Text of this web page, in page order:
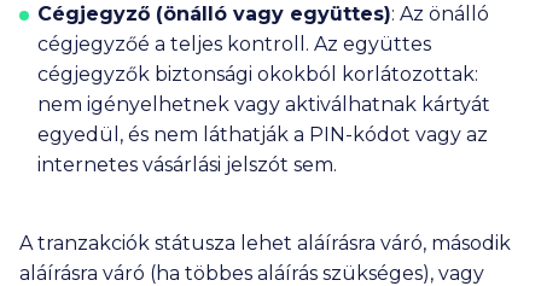
Cégjegyző (önálló vagy együttes): Az önálló
cégjegyzőé a teljes kontroll. Az együttes
cégjegyzők biztonsági okokból korlátozottak:
nem igényelhetnek vagy aktiválhatnak kártyát
egyedül, és nem láthatják a PIN-kódot vagy az
internetes vásárlási jelszót sem.
A tranzakciók státusza lehet aláírásra váró, második
aláírásra váró (ha többes aláírás szükséges), vagy